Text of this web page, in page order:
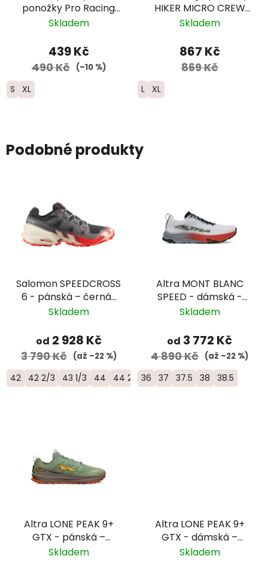
ponožky Pro Racing
Trail - šedá/žlutá
Skladem
439 Kč
490 Kč (–10 %)
S XL
HIKER MICRO CREW
Midweight Merino -
limitovaná edice
Skladem
867 Kč
869 Kč
L XL
Podobné produkty
Salomon SPEEDCROSS
6 - pánská – černá/
červená
Skladem
od 2 928 Kč
3 790 Kč (až –22 %)
42 42 2/3 43 1/3 44 44 2/3 45 1/3 46 46 2/3
Altra MONT BLANC
SPEED - dámská -
bílá/červená
Skladem
od 3 772 Kč
4 890 Kč (až –22 %)
36 37 37.5 38 38.5
Altra LONE PEAK 9+
GTX - pánská –
zelená
Skladem
Altra LONE PEAK 9+
GTX - dámská –
černá
Skladem